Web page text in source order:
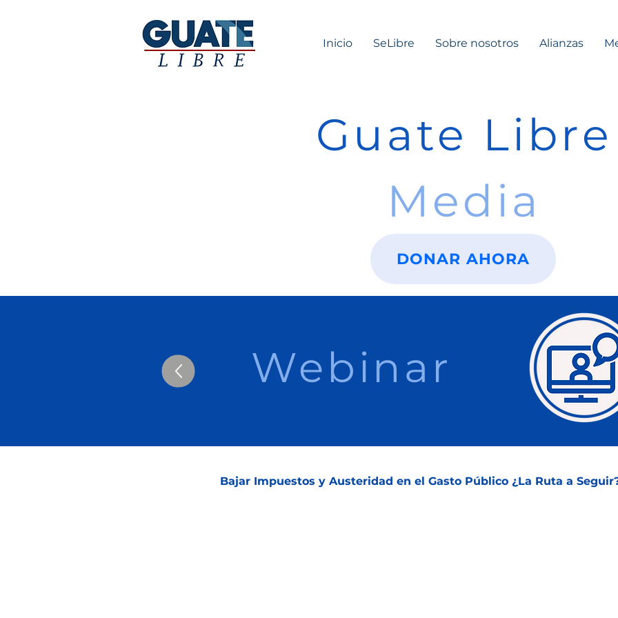
Inicio SeLibre Sobre nosotros Alianzas
Guate Libre
Media
DONAR AHORA
Webinar
Bajar Impuestos y Austeridad en el Gasto Público ¿La Ruta a